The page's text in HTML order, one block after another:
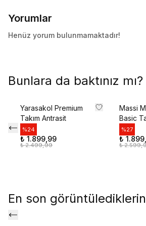
Yorumlar
Henüz yorum bulunmamaktadır!
Bunlara da baktınız mı?
Yarasakol Premium
Takım Antrasit
%24
₺ 1.899,99
₺ 2.499,99
Massi
Basic
%27
₺
₺
En son
İlk siparişte %10 indirim
size özel teklifler için
Kayıt Ol
E-posta adresinizi girerek pazarlama ve tanıtım ile ilgili iletişim